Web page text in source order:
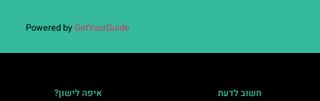
Powered by GetYourGuide
חשוב לדעת
איפה לישון?